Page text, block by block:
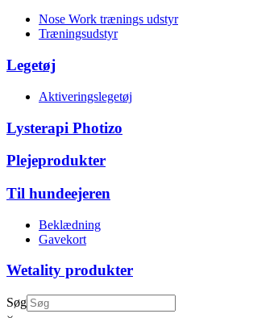
Nose Work trænings udstyr
Træningsudstyr
Legetøj
Aktiveringslegetøj
Lysterapi Photizo
Plejeprodukter
Til hundeejeren
Beklædning
Gavekort
Wetality produkter
Søg